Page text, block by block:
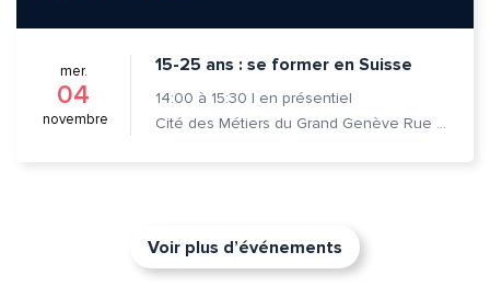
mer.
04
novembre
15-25 ans : se former en Suisse
14:00 à 15:30 | en présentiel
Cité des Métiers du Grand Genève Rue Prévost-Martin 6 1205 Genève
Voir plus d’événements